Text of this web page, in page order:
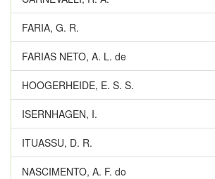
FARIA, G. R.
FARIAS NETO, A. L. de
HOOGERHEIDE, E. S. S.
ISERNHAGEN, I.
ITUASSU, D. R.
NASCIMENTO, A. F. do